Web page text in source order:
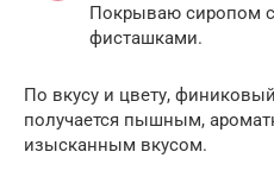
Покрываю сиропом
фисташками.
По вкусу и цвету,
получается пышным,
изысканным вкусом.